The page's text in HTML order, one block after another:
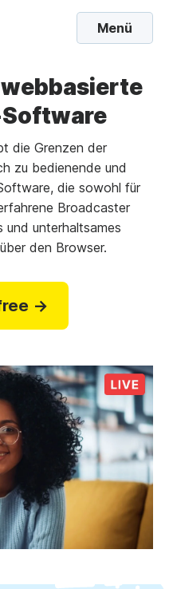
Menü
die Grenzen der
zu bedienende und
die sowohl für
Broadcaster
und unterhaltsames
den Browser.
→